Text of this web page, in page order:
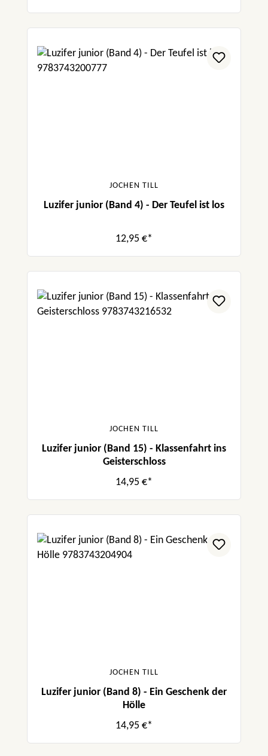
JOCHEN TILL
Luzifer junior (Band 4) - Der Teufel ist los
12,95 €*
JOCHEN TILL
Luzifer junior (Band 15) - Klassenfahrt ins
Geisterschloss
14,95 €*
JOCHEN TILL
Luzifer junior (Band 8) - Ein Geschenk der
Hölle
14,95 €*